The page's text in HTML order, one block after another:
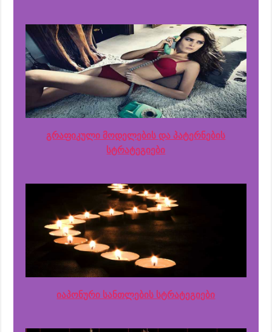
გრაფიკული მოდელების და პატერნების
სტრატეგიები
იაპონური სანთლების სტრატეგიები